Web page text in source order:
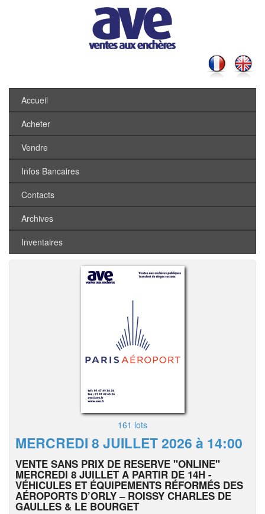
Accueil
Acheter
Vendre
Infos Bancaires
Contacts
Archives
Inventaires
161 lots
MERCREDI 8 JUILLET 2026 à 14:00
VENTE SANS PRIX DE RESERVE "ONLINE"
MERCREDI 8 JUILLET A PARTIR DE 14H -
VÉHICULES ET ÉQUIPEMENTS RÉFORMÉS DES
AÉROPORTS D’ORLY – ROISSY CHARLES DE
GAULLES & LE BOURGET